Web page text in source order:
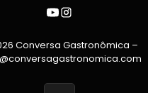
Conversa Gastronômica –